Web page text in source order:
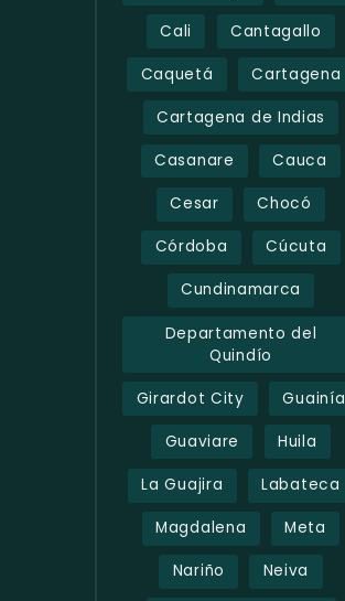
Cali Cantagallo
Caquetá Cartagena
Cartagena de Indias
Casanare Cauca
Cesar Chocó
Córdoba Cúcuta
Cundinamarca
Departamento del
Quindío
Girardot City Guainía
Guaviare Huila
La Guajira Labateca
Magdalena Meta
Nariño Neiva